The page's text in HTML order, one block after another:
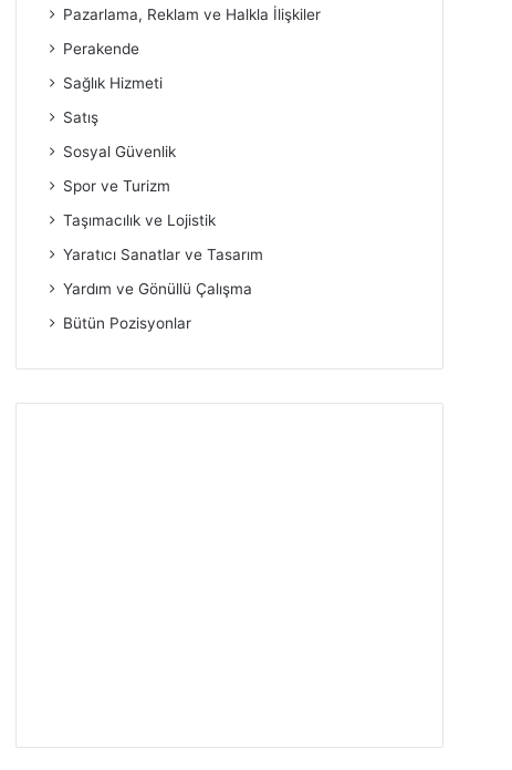
Pazarlama, Reklam ve Halkla İlişkiler
Perakende
Sağlık Hizmeti
Satış
Sosyal Güvenlik
Spor ve Turizm
Taşımacılık ve Lojistik
Yaratıcı Sanatlar ve Tasarım
Yardım ve Gönüllü Çalışma
Bütün Pozisyonlar